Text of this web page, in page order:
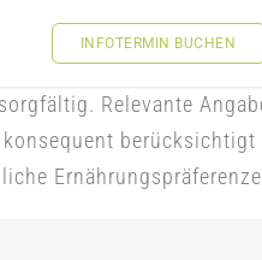
INFOTERMIN BUCHEN
Relevante
berücksichtigt